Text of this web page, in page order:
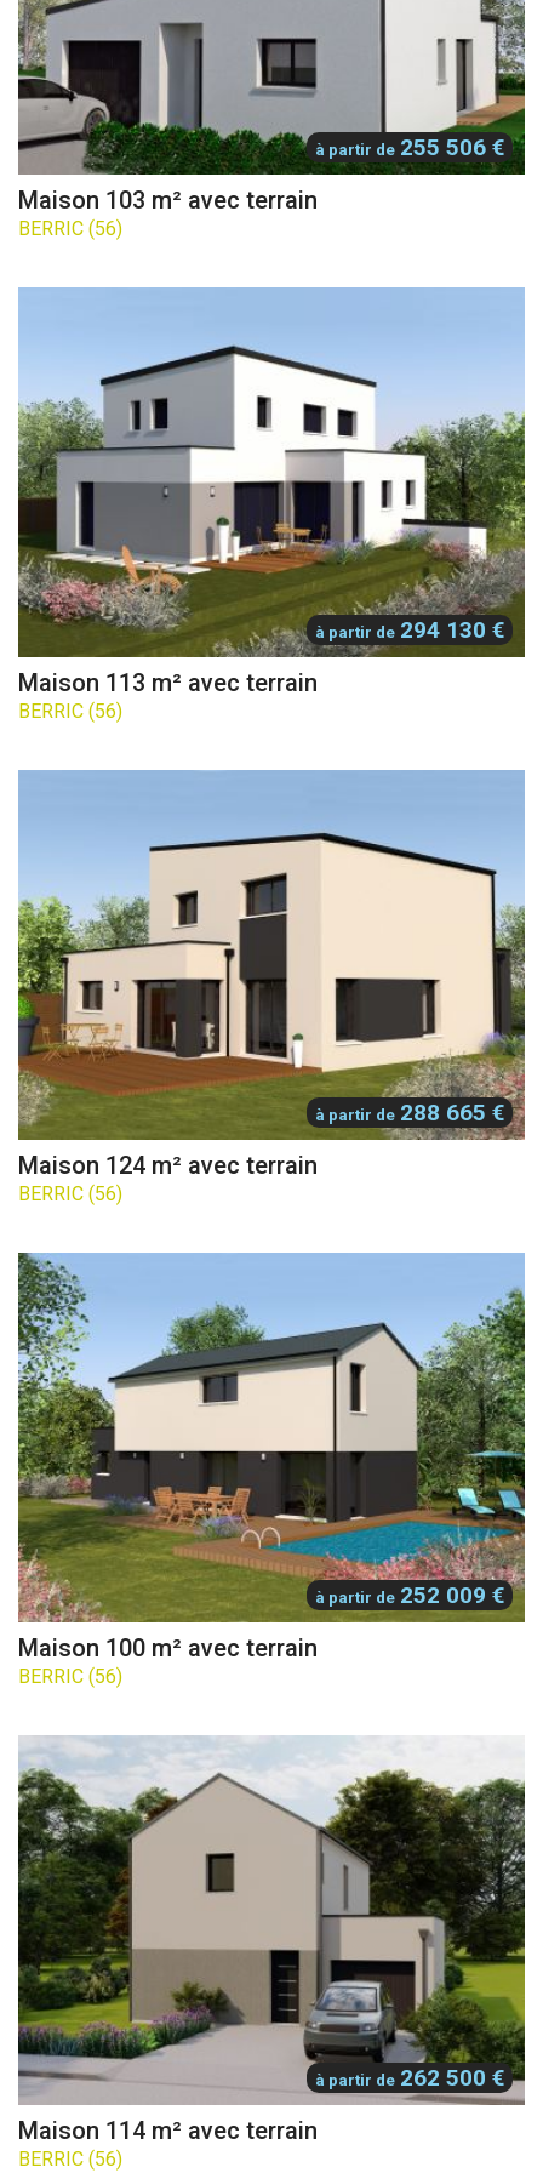
à partir de 255 506 €
Maison 103 m² avec terrain
BERRIC (56)
à partir de 294 130 €
Maison 113 m² avec terrain
BERRIC (56)
à partir de 288 665 €
Maison 124 m² avec terrain
BERRIC (56)
à partir de 252 009 €
Maison 100 m² avec terrain
BERRIC (56)
à partir de 262 500 €
Maison 114 m² avec terrain
BERRIC (56)